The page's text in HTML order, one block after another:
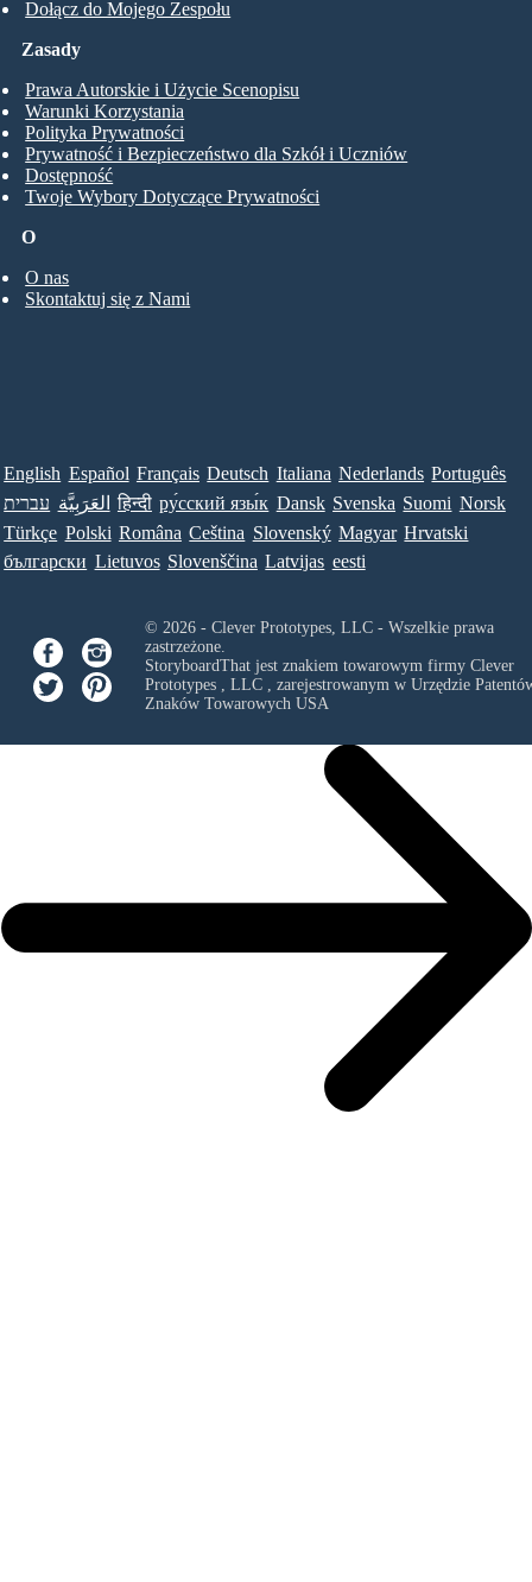
Dołącz do Mojego Zespołu
O
O nas
Skontaktuj się z Nami
Zasady
Prawa Autorskie i Użycie Scenopisu
Warunki Korzystania
Polityka Prywatności
Prywatność i Bezpieczeństwo dla Szkół i Uczniów
Dostępność
Twoje Wybory Dotyczące Prywatności
English Español Français Deutsch Italiana Nederlands Português
עברית العَرَبِيَّة हिन्दी ру́сский язы́к Dansk Svenska Suomi Norsk
Türkçe Polski Româna Ceština Slovenský Magyar Hrvatski
български Lietuvos Slovenščina Latvijas eesti
© 2026 - Clever Prototypes, LLC - Wszelkie prawa
zastrzeżone.
StoryboardThat jest znakiem towarowym firmy Clever
Prototypes , LLC, zarejestrowanym w Urzędzie
Znaków Towarowych USA